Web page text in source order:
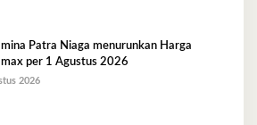
Patra Niaga menurunkan Harga
per 1 Agustus 2026
2026